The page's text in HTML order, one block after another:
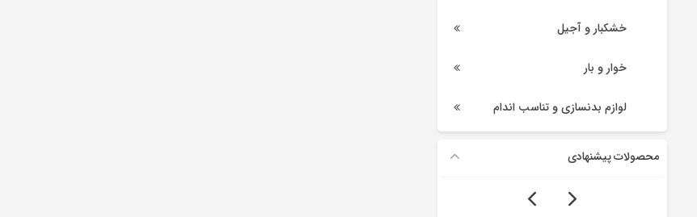
خشکبار و آجیل
خوار و بار
لوازم بدنسازی و تناسب اندام
محصولات پیشنهادی